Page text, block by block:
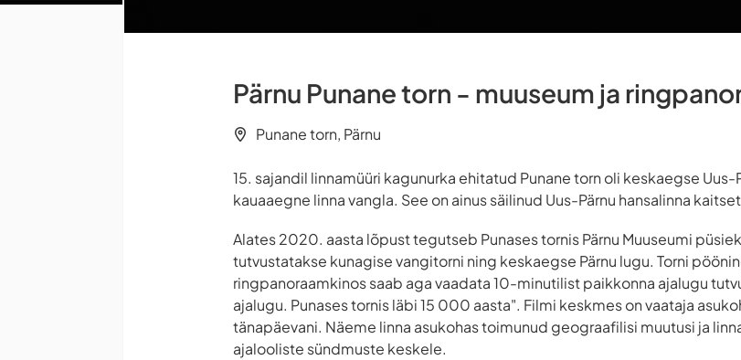
Pärnu Punane torn - muuseum ja
Punane torn, Pärnu
15. sajandil linnamüüri kagunurka ehitatud Punane torn oli keskaegse
kauaaegne linna vangla. See on ainus säilinud Uus-Pärnu hansalinna
Alates 2020. aasta lõpust tegutseb Punases tornis Pärnu Muuseumi
tutvustatakse kunagise vangitorni ning keskaegse Pärnu lugu. Torni
ringpanoraamkinos saab aga vaadata 10-minutilist paikkonna ajalugu
ajalugu. Punases tornis läbi 15 000 aasta". Filmi keskmes on vaataja
tänapäevani. Näeme linna asukohas toimunud geograafilisi muutusi ja
ajalooliste sündmuste keskele.